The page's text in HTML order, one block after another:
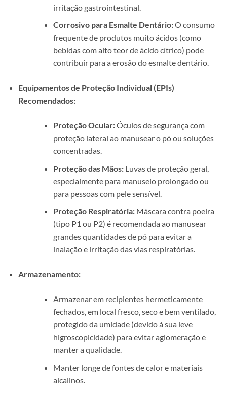
irritação gastrointestinal.
Corrosivo para Esmalte Dentário:O consumo
frequente de produtos muito ácidos (como
bebidas com alto teor de ácido cítrico) pode
contribuir para a erosão do esmalte dentário.
Equipamentos de Proteção Individual (EPIs)
Recomendados:
Proteção Ocular:Óculos de segurança com
proteção lateral ao manusear o pó ou soluções
concentradas.
Proteção das Mãos:Luvas de proteção geral,
especialmente para manuseio prolongado ou
para pessoas com pele sensível.
Proteção Respiratória:Máscara contra poeira
(tipo P1 ou P2) é recomendada ao manusear
grandes quantidades de pó para evitar a
inalação e irritação das vias respiratórias.
Armazenamento:
Armazenar em recipientes hermeticamente
fechados, em local fresco, seco e bem ventilado,
protegido da umidade (devido à sua leve
higroscopicidade) para evitar aglomeração e
manter a qualidade.
Manter longe de fontes de calor e materiais
alcalinos.